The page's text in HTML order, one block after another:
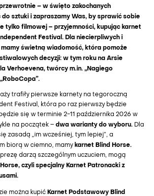
– w święto zakochanych
do sztuki i zapraszamy Was, by sprawić sobie
tylko filmowej – przyjemności, kupując karnet
Festival. Dla niecierpliwych i
świetną wiadomość, która pomoże
decyzji: w tym roku na Arsie
Verhoevena, twórcy m.in. „Nagiego
trafiły pierwsze karnety na tegoroczną
Festival, która po raz pierwszy będzie
się w terminie 2-11 października 2026 w
na początek – dwa warianty do wyboru. Dla
zasadą „im wcześniej, tym lepiej”, a
biorą w ciemno, mamy karnet Blind Horse.
darzą szczególnym uczuciem, mogą
czyli specjalny Karnet Patronacki z
można kupić Karnet Podstawowy Blind